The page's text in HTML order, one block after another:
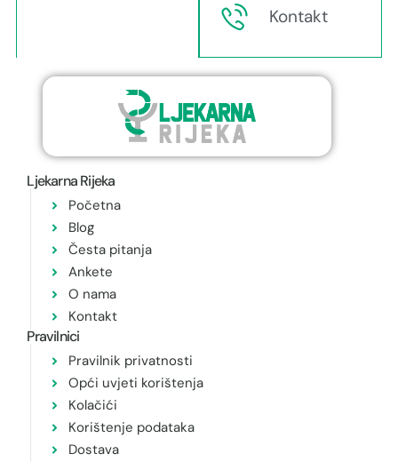
Kontakt
Ljekarna Rijeka
Početna
Blog
Česta pitanja
Ankete
O nama
Kontakt
Pravilnici
Pravilnik privatnosti
Opći uvjeti korištenja
Kolačići
Korištenje podataka
Dostava